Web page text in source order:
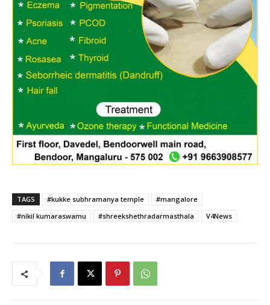
TAGS #kukke subhramanya temple
#mangalore
#nikil kumaraswamu
#shreekshethradarmasthala V4News